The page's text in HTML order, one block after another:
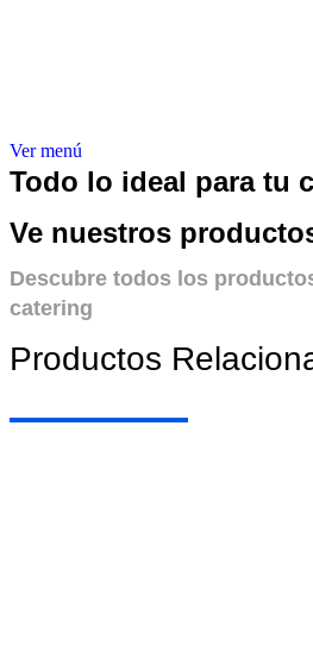
Ver menú
Todo lo ideal para tu
Ve nuestros
Descubre todos los
catering
Productos